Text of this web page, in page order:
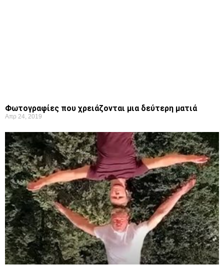
Φωτογραφίες που χρειάζονται μια δεύτερη ματιά
Απρ 24, 2019